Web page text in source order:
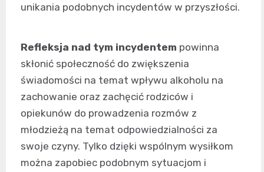
unikania podobnych incydentów w przyszłości.
Refleksja nad tym incydentem powinna
skłonić społeczność do zwiększenia
świadomości na temat wpływu alkoholu na
zachowanie oraz zachęcić rodziców i
opiekunów do prowadzenia rozmów z
młodzieżą na temat odpowiedzialności za
swoje czyny. Tylko dzięki wspólnym wysiłkom
można zapobiec podobnym sytuacjom i